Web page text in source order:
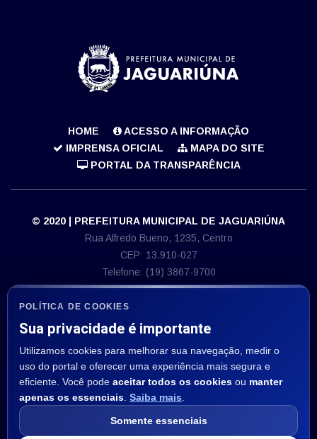
POLÍTICA DE COOKIES
Sua privacidade é importante
Utilizamos cookies para melhorar sua navegação, medir o
uso do portal e oferecer uma experiência mais segura e
eficiente. Você pode aceitar todos os cookies ou manter
apenas os essenciais Saiba mais
Somente essenciais
HOME
ACESSO A INFORMAÇÃO
IMPRENSA OFICIAL
MAPA DO SITE
PORTAL DA TRANSPARÊNCIA
© 2020 | PREFEITURA MUNICIPAL DE JAGUARIÚNA
Rua Alfredo Bueno, 1235, Centro
CEP: 13.910-027
Telefone: (19) 3867-9700
E-mail: imprensa@jaguariuna.sp.gov.br
CNPJ 46.410.866/0001-71
ASSESSORIA DE IMPRENSA
Departamento de Comunicação:
E-mail: imprensa@jaguariuna.sp.gov.br
SIGA NOS: